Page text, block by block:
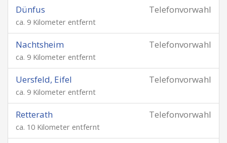
Telefonvorwahl
Dünfus
ca. 9 Kilometer entfernt
Telefonvorwahl
Nachtsheim
ca. 9 Kilometer entfernt
Telefonvorwahl
Uersfeld, Eifel
ca. 9 Kilometer entfernt
Telefonvorwahl
Retterath
ca. 10 Kilometer entfernt